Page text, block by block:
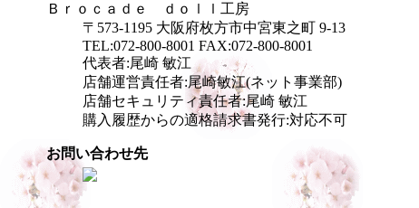
Ｂｒｏｃａｄｅ ｄｏｌｌ工房
〒573-1195 大阪府枚方市中宮東之町 9-13
TEL:072-800-8001 FAX:072-800-8001
代表者:尾崎 敏江
店舗運営責任者:尾崎敏江(ネット事業部)
店舗セキュリティ責任者:尾崎 敏江
購入履歴からの適格請求書発行:対応不可
お問い合わせ先